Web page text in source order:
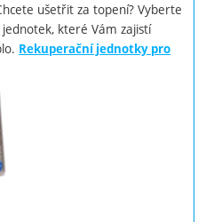
ušetřit za topení? Vyberte
které Vám zajistí
Rekuperační jednotky pro